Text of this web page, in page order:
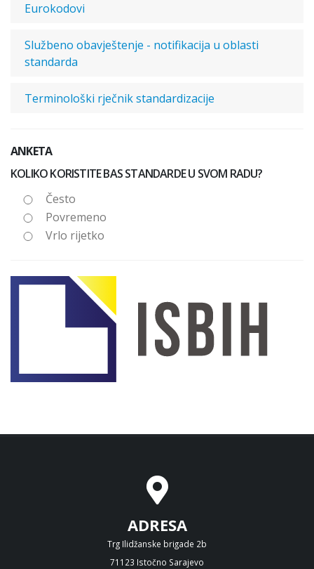
Eurokodovi
Službeno obavještenje - notifikacija u oblasti
standarda
Terminološki rječnik standardizacije
ANKETA
KOLIKO KORISTITE BAS STANDARDE U SVOM RADU?
Često
Povremeno
Vrlo rijetko
ADRESA
Trg Ilidžanske brigade 2b
71123 Istočno Sarajevo